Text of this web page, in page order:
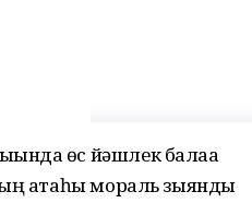
өс йәшлек балаға
атаһы мораль зыянды